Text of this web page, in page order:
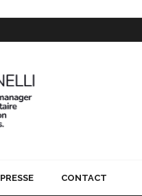
PRESSE CONTACT